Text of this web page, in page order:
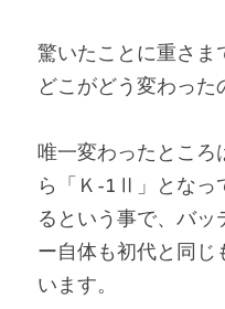
驚いたことに重さま
どこがどう変わった
唯一変わったとこ
ら「Ｋ-1Ⅱ」となっ
るという事で、バッ
ー自体も初代と同じ
います。